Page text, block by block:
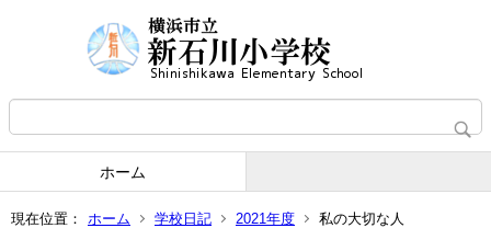
ホーム
現在位置： ホーム 学校日記 2021年度 私の大切な人